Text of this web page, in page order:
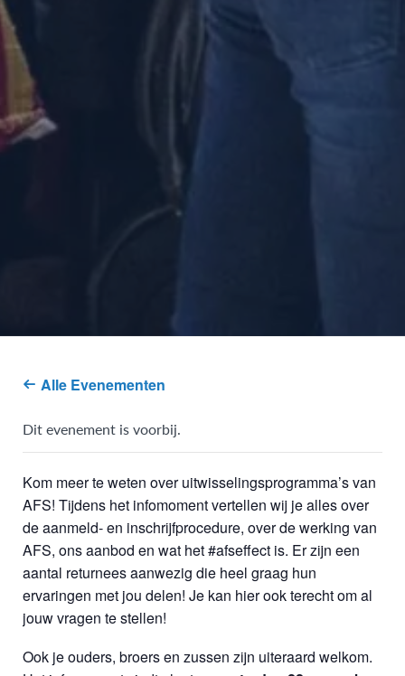
Alle Evenementen
Dit evenement is voorbij.
Kom meer te weten over uitwisselingsprogramma’s van
AFS! Tijdens het infomoment vertellen wij je alles over
de aanmeld- en inschrijfprocedure, over de werking van
AFS, ons aanbod en wat het #afseffect is. Er zijn een
aantal returnees aanwezig die heel graag hun
ervaringen met jou delen! Je kan hier ook terecht om al
jouw vragen te stellen!
Ook je ouders, broers en zussen zijn uiteraard welkom.